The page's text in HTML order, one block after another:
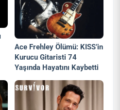
Ace Frehley Ölümü: KISS’in
Kurucu Gitaristi 74
Yaşında Hayatını Kaybetti